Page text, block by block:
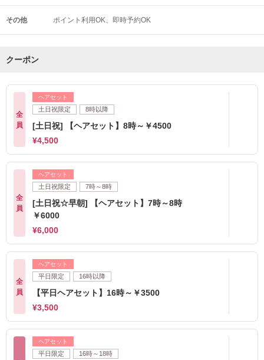
その他 ポイント利用OK 即時予約OK
クーポン
全
員
ヘアセット
土日祝限定 8時以降
[土日祝] 【ヘアセット】8時～￥4500
¥4,500
全
員
ヘアセット
土日祝限定 7時～8時
[土日祝☆早朝] 【ヘアセット】7時～8時
￥6000
¥6,000
全
員
ヘアセット
平日限定 16時以降
【平日ヘアセット】16時～￥3500
¥3,500
ヘアセット
平日限定 16時～18時